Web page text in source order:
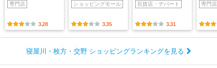
専門店
3.28
ショッピングモール
3.35
百貨店・デパート
3.31
専門店
寝屋川・枚方・交野 ショッピングランキングを見る